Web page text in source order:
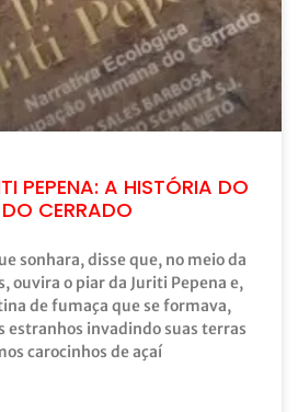
PEPENA: A HISTÓRIA DO
CERRADO
sonhara, disse que, no meio da
ouvira o piar da Juriti Pepena e,
de fumaça que se formava,
estranhos invadindo suas terras
carocinhos de açaí